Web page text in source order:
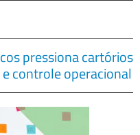
pressiona cartórios
controle operacional